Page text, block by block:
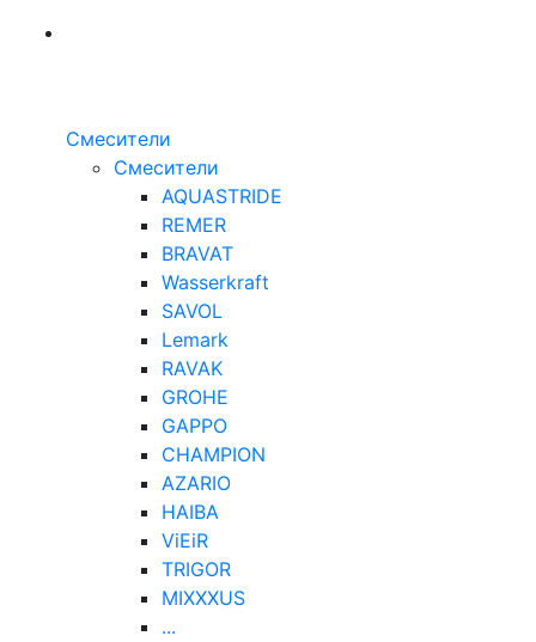
Смесители
Смесители
AQUASTRIDE
REMER
BRAVAT
Wasserkraft
SAVOL
Lemark
RAVAK
GROHE
GAPPO
CHAMPION
AZARIO
HAIBA
ViEiR
TRIGOR
MIXXXUS
...